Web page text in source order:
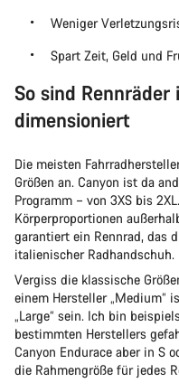
Weniger
Spart Zeit, Geld und
So sind Rennräder
dimensioniert
Die meisten
Größen an. Canyon ist da
Programm – von 3XS bis
Körperproportionen
garantiert ein Rennrad, das
italienischer Radhandschuh.
Vergiss die klassische
einem Hersteller „Medium“
„Large“ sein. Ich bin
bestimmten Herstellers
Canyon Endurace aber in S
die Rahmengröße für jedes